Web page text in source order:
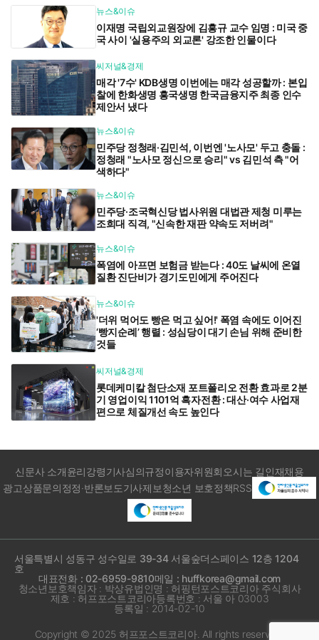
뉴스&이슈
이재명 국립외교원장에 김흥규 교수 임명 : 미국 중
국 사이 '실용주의 외교론' 강조한 인물이다
씨저널&경제
매각 '7수' KDB생명 이번에는 매각 성공할까 : 본입
찰에 한화생명 흥국생명 한국금융지주 최종 인수
제안서 냈다
뉴스&이슈
민주당 정청래·김민석, 이번엔 '노사모' 두고 충돌 :
정청래 "노사모 정신으로 승리" vs 김민석 측 "어
색하다"
뉴스&이슈
민주당·조국혁신당 법사위원 대법관 제청 미루는
조희대 직격, "신속한 재판 약속도 저버려"
뉴스&이슈
폭염에 아프면 보험금 받는다 : 40도 날씨에 온열
질환 진단비가 경기도민에게 주어진다
뉴스&이슈
'더위 먹어도 빵은 먹고 싶어!' 폭염 속에도 이어진
‘빵지순례’ 행렬 : 성심당이 대기 손님 위해 준비한
것들
씨저널&경제
롯데케미칼 첨단소재 포트폴리오 전환 효과로 2분
기 영업이익 1101억 흑자전환 : 대산·여수 사업재
편으로 체질개선 속도 높인다
신문사 소개윤리강령기사심의규정이용자위원회 오시는 길인재채용
광고상품문의정정·반론보도기사제보청소년 보호정책RSS
서울특별시 성동구 성수일로 39-34 서울숲더스페이스 12층 1204
호
대표전화 : 02-6959-9810메일 : huffkorea@gmail.com
청소년보호책임자 : 박상유법인명 : 허핑턴포스트코리아 주식회사
제호 : 허프포스트코리아등록번호 : 서울 아 03003
등록일 : 2014-02-10
Copyright © 2025 허프포스트코리아. All rights reserved.